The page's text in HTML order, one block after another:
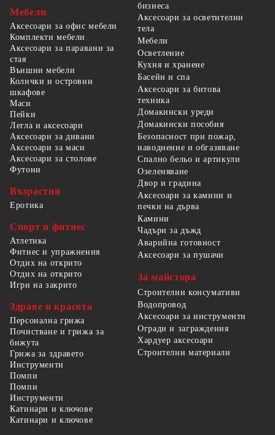
Мебели
Аксесоари за офис мебели
Комплекти мебели
Аксесоари за паравани за
стая
Външни мебели
Колички и островни
шкафове
Маси
Пейки
Легла и аксесоари
Аксесоари за дивани
Аксесоари за маси
Аксесоари за столове
Футони
Възрастни
Еротика
Спорт и фитнес
Атлетика
Фитнес и упражнения
Отдих на открито
Отдих на открито
Игри на закрито
Здраве и красота
Персонална грижа
Почистване и грижа за
бижута
Грижа за здравето
бизнеса
Аксесоари за осветителни
тела
Мебели
Осветление
Кухня и хранене
Басейн и спа
Аксесоари за битова
техника
Домакински уреди
Домакински пособия
Безопасност при пожар,
наводнение и обгазяване
Спално бельо и артикули
Озеленяване
Двор и градина
Аксесоари за камини и
печки на дърва
Камини
Чадъри за дъжд
Аварийна готовност
Аксесоари за пушачи
За майстора
Строителни консумативи
Водопровод
Аксесоари за инструменти
Огради и заграждения
Хардуер аксесоари
Строителни материали
Инструменти
Помпи
Помпи
Инструменти
Катинари и ключове
Катинари и ключове